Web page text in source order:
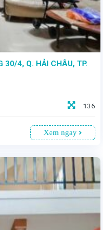
30/4, Q. HẢI CHÂU, TP.
136
Xem ngay